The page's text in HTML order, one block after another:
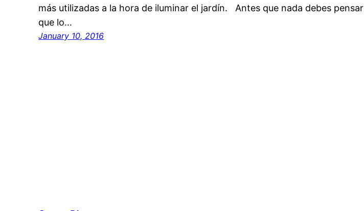
más utilizadas a la hora de iluminar el jardín. Antes que nada debes pensar
que lo…
January 10, 2016